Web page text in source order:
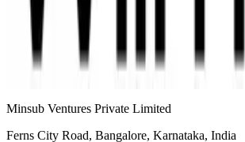
Prestige Group
返回集团公司列表，或继续查看公司简介。
Minsub Ventures Private Limited
Ferns City Road, Bangalore, Karnataka, India